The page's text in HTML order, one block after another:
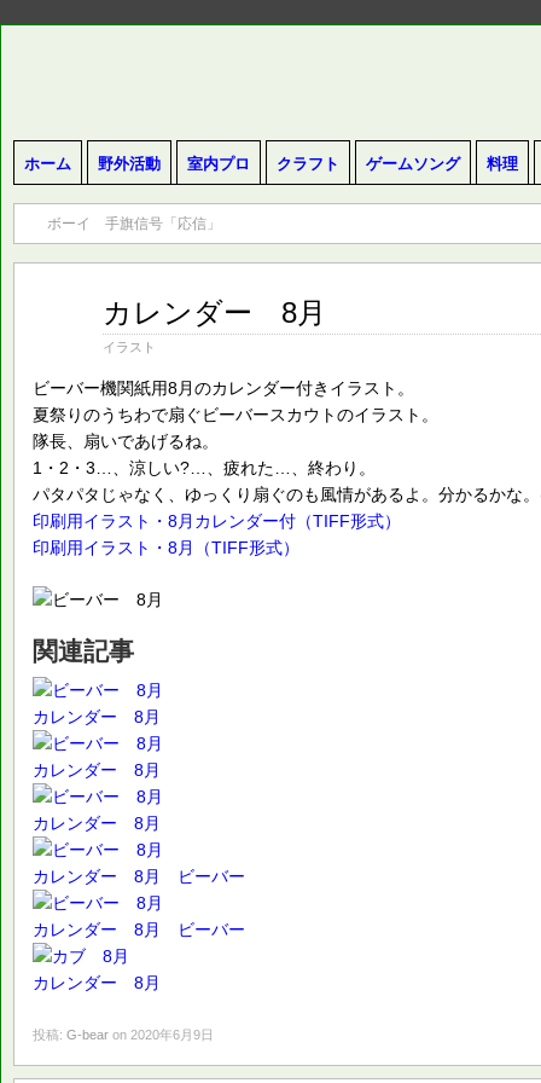
ホーム 野外活動 室内プロ クラフト ゲームソング 料理
ボーイ 手旗信号「応信」
カレンダー 8月
イラスト
ビーバー機関紙用8月のカレンダー付きイラスト。
夏祭りのうちわで扇ぐビーバースカウトのイラスト。
隊長、扇いであげるね。
1・2・3…、涼しい?…、疲れた…、終わり。
パタパタじゃなく、ゆっくり扇ぐのも風情があるよ。分かるかな
印刷用イラスト・8月カレンダー付（TIFF形式）
印刷用イラスト・8月（TIFF形式）
関連記事
カレンダー 8月
カレンダー 8月
カレンダー 8月
カレンダー 8月 ビーバー
カレンダー 8月 ビーバー
カレンダー 8月
投稿: G-bear on 2020年6月9日